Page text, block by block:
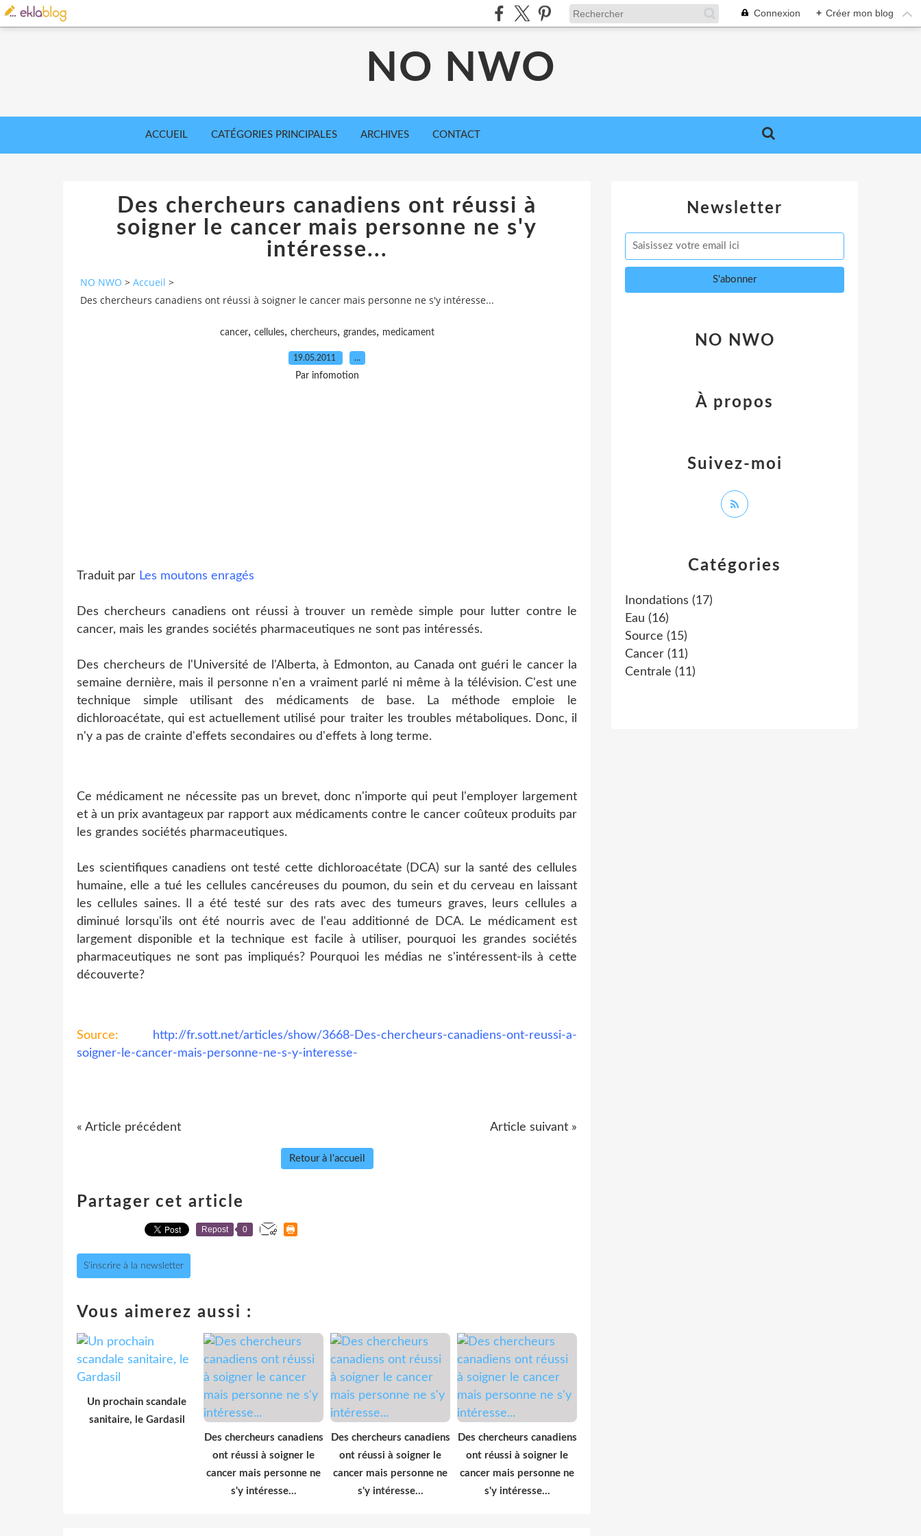
Connexion + Créer mon blog
NO NWO
ACCUEIL CATÉGORIES PRINCIPALES ARCHIVES CONTACT
Des chercheurs canadiens ont réussi à
soigner le cancer mais personne ne s'y
intéresse...
NO NWO > Accueil >
Des chercheurs canadiens ont réussi à soigner le cancer mais personne ne s'y intéresse...
cancer, cellules, chercheurs, grandes, medicament
19.05.2011 …
Par infomotion
Traduit par Les moutons enragés
Des chercheurs canadiens ont réussi à trouver un remède simple pour lutter contre le
cancer, mais les grandes sociétés pharmaceutiques ne sont pas intéressés.
Des chercheurs de l'Université de l'Alberta, à Edmonton, au Canada ont guéri le cancer la
semaine dernière, mais il personne n'en a vraiment parlé ni même à la télévision. C'est une
technique simple utilisant des médicaments de base. La méthode emploie le
dichloroacétate, qui est actuellement utilisé pour traiter les troubles métaboliques. Donc, il
n'y a pas de crainte d'effets secondaires ou d'effets à long terme.
Ce médicament ne nécessite pas un brevet, donc n'importe qui peut l'employer largement
et à un prix avantageux par rapport aux médicaments contre le cancer coûteux produits par
les grandes sociétés pharmaceutiques.
Les scientifiques canadiens ont testé cette dichloroacétate (DCA) sur la santé des cellules
humaine, elle a tué les cellules cancéreuses du poumon, du sein et du cerveau en laissant
les cellules saines. Il a été testé sur des rats avec des tumeurs graves, leurs cellules a
diminué lorsqu'ils ont été nourris avec de l'eau additionné de DCA. Le médicament est
largement disponible et la technique est facile à utiliser, pourquoi les grandes sociétés
pharmaceutiques ne sont pas impliqués? Pourquoi les médias ne s'intéressent-ils à cette
découverte?
Source:
http://fr.sott.net/articles/show/3668-Des-chercheurs-canadiens-ont-reussi-a-
soigner-le-cancer-mais-personne-ne-s-y-interesse-
« Article précédent Article suivant »
Retour à l'accueil
Partager cet article
Repost 0
S'inscrire à la newsletter
Vous aimerez aussi :
Un prochain scandale
sanitaire, le Gardasil
Des chercheurs canadiens
ont réussi à soigner le
cancer mais personne ne
s'y intéresse...
Des chercheurs canadiens
ont réussi à soigner le
cancer mais personne ne
s'y intéresse...
Des chercheurs canadiens
ont réussi à soigner le
cancer mais personne ne
s'y intéresse...
Newsletter
Catégories
Inondations (17)
Eau (16)
Source (15)
Cancer (11)
Centrale (11)
NO NWO
Suivez-moi
À propos